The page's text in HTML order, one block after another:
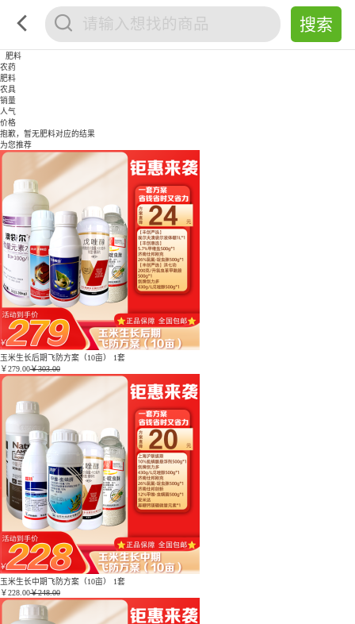
肥料
农药
肥料
农具
销量
人气
价格
抱歉，暂无肥料对应的结果
为您推荐
玉米生长后期飞防方案（10亩） 1套
￥279.00￥303.00
玉米生长中期飞防方案（10亩） 1套
￥228.00￥248.00